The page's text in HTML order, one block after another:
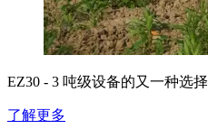
EZ30 - 3 吨级设备的又一种选择
了解更多